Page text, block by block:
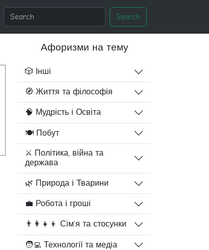
Search
Афоризми на тему
🎲 Інші
🧭 Життя та філософія
🧠 Мудрість і Освіта
🍽️ Побут
⚔️ Політика, війна та
держава
🌿 Природа і Тварини
💼 Робота і гроші
👨‍👩‍👧‍👦 Сім'я та стосунки
🧑‍💻 Технології та медіа